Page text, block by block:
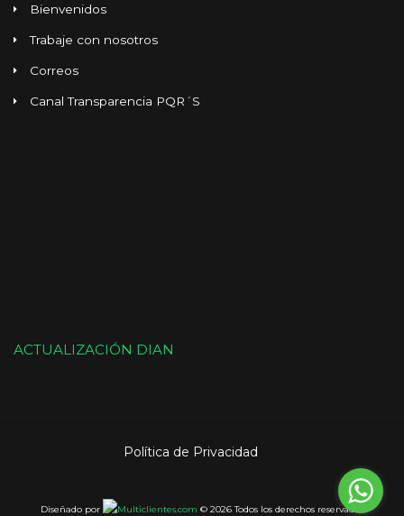
Bienvenidos
Trabaje con nosotros
Correos
Canal Transparencia PQR´S
ACTUALIZACIÓN DIAN
Política de Privacidad
Diseñado por © 2026 Todos los derechos reservados